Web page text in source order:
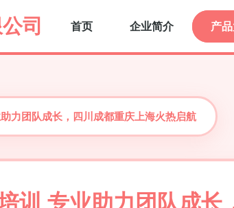
司 首页 企业简介 产
力团队成长，四川成都重庆上海火热启航
训 专业助力团队成长